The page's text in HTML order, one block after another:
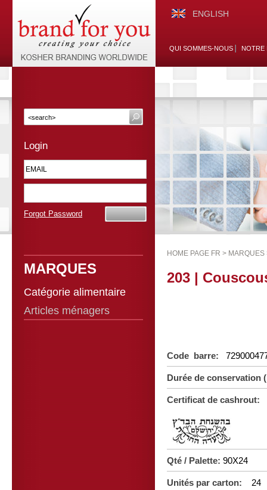
ENGLISH
QUI SOMMES-NOUS NOTRE
Login
Forgot Password
MARQUES
Catégorie alimentaire
Articles ménagers
HOME PAGE FR > MARQUES
203 |
Code barre:
Durée de
Certificat de cashrout:
Qté / Palette: 90X24
Unités par carton: 24